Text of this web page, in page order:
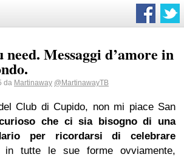
Messaggi d’amore in
da Martinaway @MartinawayTB
Club di Cupido, non mi piace San
che ci sia bisogno di una
per ricordarsi di celebrare
in tutte le sue forme ovviamente,